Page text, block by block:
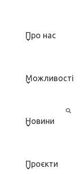
Про нас
Можливості
Новини
Проєкти